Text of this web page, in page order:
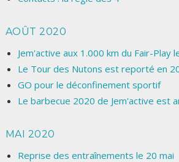
AOÛT 2020
Jem'active aux 1.000 km du Fair-Play
Le Tour des Nutons est reporté en
GO pour le déconfinement sportif
Le barbecue 2020 de Jem'active est
MAI 2020
Reprise des entraînements le 20 mai